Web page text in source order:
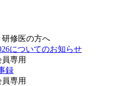
研修医の方へ
についてのお知らせ
専用
録
専用